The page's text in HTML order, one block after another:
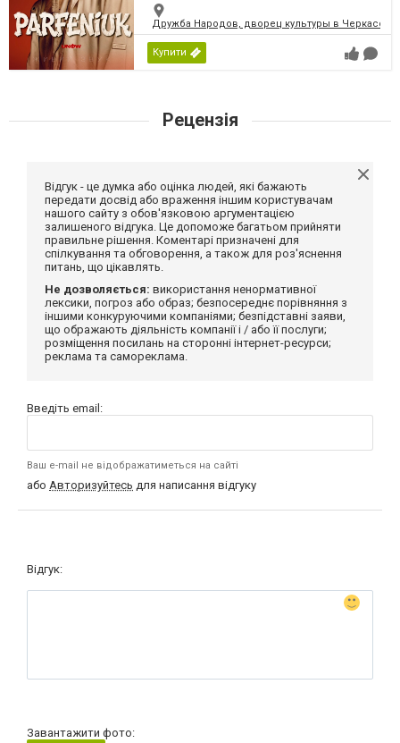
Дружба Народов, дворец культуры в Черкассах
Купити
Рецензія
Відгук - це думка або оцінка людей, які бажають
передати досвід або враження іншим користувачам
нашого сайту з обов'язковою аргументацією
залишеного відгука. Це допоможе багатьом прийняти
правильне рішення. Коментарі призначені для
спілкування та обговорення, а також для роз'яснення
питань, що цікавлять.
Не дозволяється: використання ненормативної
лексики, погроз або образ; безпосереднє порівняння з
іншими конкуруючими компаніями; безпідставні заяви,
що ображають діяльність компанії і / або її послуги;
розміщення посилань на сторонні інтернет-ресурси;
реклама та самореклама.
Введіть email:
Ваш e-mail не відображатиметься на сайті
або Авторизуйтесь для написання відгуку
Відгук:
Завантажити фото: